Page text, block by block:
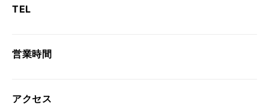
TEL
営業時間
アクセス